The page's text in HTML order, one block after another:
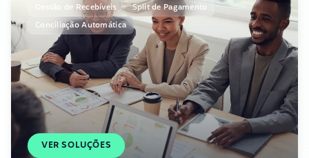
Gestão de Recebíveis
Split de Pagamento
Conciliação Automática
VER SOLUÇÕES